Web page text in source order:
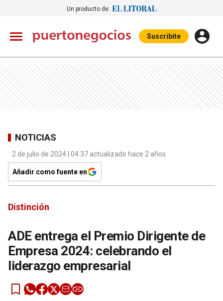
Un producto de:
Suscribite
NOTICIAS
2 de julio de 2024 | 04:37 actualizado hace 2 años
Añadir como fuente en
Distinción
ADE entrega el Premio Dirigente de
Empresa 2024: celebrando el
liderazgo empresarial